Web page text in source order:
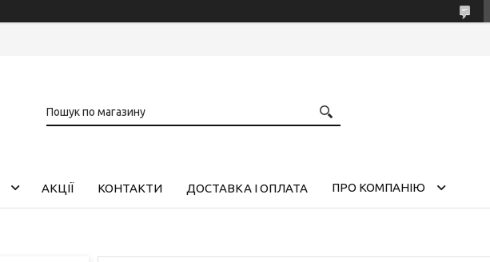
АКЦІЇ КОНТАКТИ ДОСТАВКА І ОПЛАТА ПРО КОМПАНІЮ